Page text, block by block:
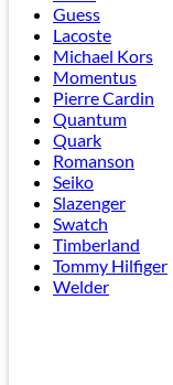
Guess
Lacoste
Michael Kors
Momentus
Pierre Cardin
Quantum
Quark
Romanson
Seiko
Slazenger
Swatch
Timberland
Tommy Hilfiger
Welder